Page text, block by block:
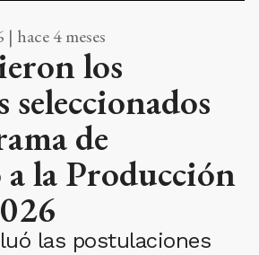
hace 4 meses
los
seleccionados
de
la Producción
las postulaciones